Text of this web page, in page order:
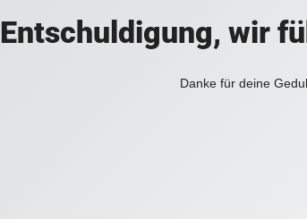
Entschuldigung, wir
Danke für deine